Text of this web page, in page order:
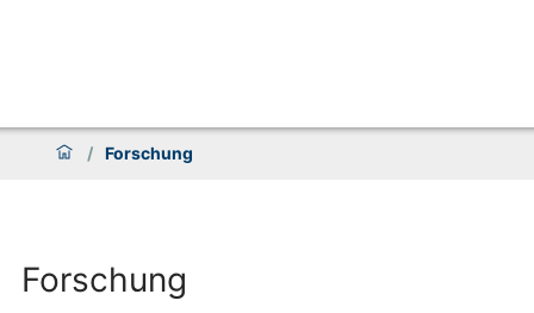
/ Forschung
Forschung